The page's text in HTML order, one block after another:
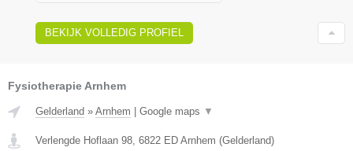
BEKIJK VOLLEDIG PROFIEL
Fysiotherapie Arnhem
Gelderland » Arnhem | Google maps ▼
Verlengde Hoflaan 98 6822 ED Arnhem (Gelderland)